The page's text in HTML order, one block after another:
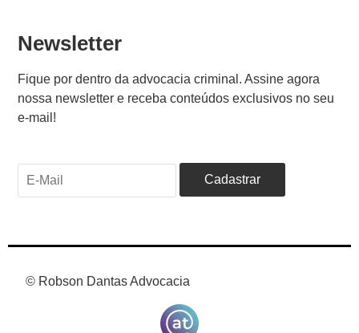
Newsletter
Fique por dentro da advocacia criminal. Assine agora
nossa newsletter e receba conteúdos exclusivos no seu
e-mail!
© Robson Dantas Advocacia